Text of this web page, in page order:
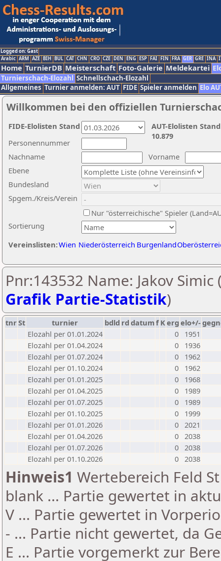
Logged on: Gast
Arabic ARM AZE BIH BUL CAT CHN CRO CZE DEN ENG ESP FAI FIN FRA GER GRE INA
Home TurnierDB Meisterschaft Foto-Galerie Meldekartei
Turnierschach-Elozahl Schnellschach-Elozahl
Allgemeines Turnier anmelden: AUT FIDE Spieler anmelden Elo
Willkommen bei den offiziellen
Nachname
Vorname
Ebene
Sortierung
Personennummer
Bundesland
Spgem./Kreis/Verein
Nur "österreichische" Spieler
Vereinslisten:Wien Niederösterreich Burgenland
AUT-Elolisten
10.879
FIDE-Elolisten Stand
Pnr:143532 Name: Jakov Simic
Grafik Partie-Statistik)
tnrSt turnier bdld rd datumf Kerg elo+/-
Elozahl per 01.01.2024
0
1951
Elozahl per 01.04.2024
0
1936
Elozahl per 01.07.2024
0
1962
Elozahl per 01.10.2024
0
1962
Elozahl per 01.01.2025
0
1968
Elozahl per 01.04.2025
0
1989
Elozahl per 01.07.2025
0
1989
Elozahl per 01.10.2025
0
1999
Elozahl per 01.01.2026
0 2021
Elozahl per 01.04.2026
0 2038
Elozahl per 01.07.2026
0 2038
Elozahl per 01.10.2026
0 2038
Hinweis1 Wertebereich Feld
blank ... Partie gewertet in
V ... Partie gewertet in
- ... Partie nicht gewertet, da
E ... Partie vorgemerkt zur